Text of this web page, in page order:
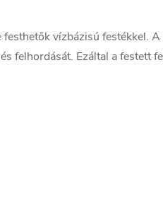
vízbázisú festékkel.
felhordását. Ezáltal a festett